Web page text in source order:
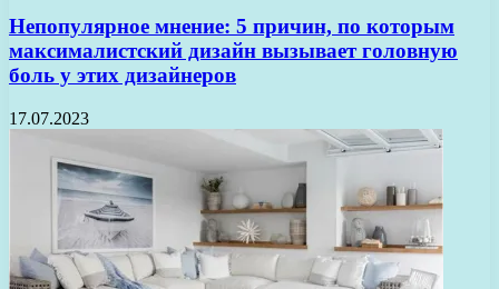
Непопулярное мнение: 5 причин, по которым
максималистский дизайн вызывает головную
боль у этих дизайнеров
17.07.2023